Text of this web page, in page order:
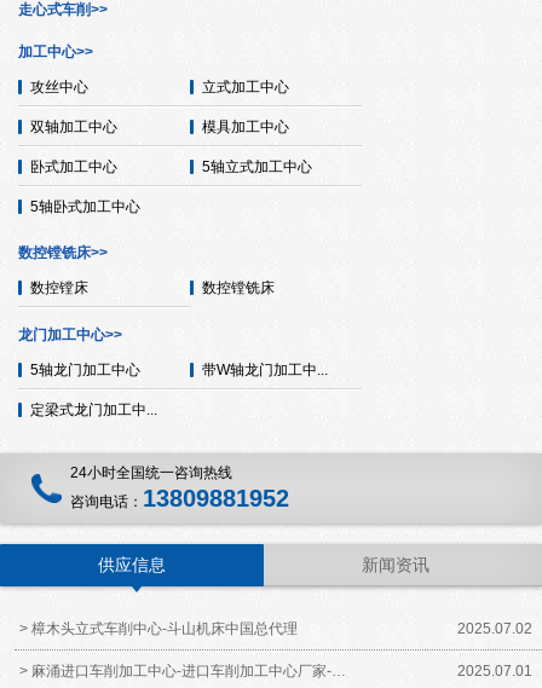
走心式车削>>
加工中心>>
攻丝中心 立式加工中心
双轴加工中心 模具加工中心
卧式加工中心 5轴立式加工中心
5轴卧式加工中心
数控镗铣床>>
数控镗床 数控镗铣床
龙门加工中心>>
5轴龙门加工中心 带W轴龙门加工中...
定梁式龙门加工中...
24小时全国统一咨询热线
咨询电话： 13809881952
供应信息 新闻资讯
2025.07.02
> 樟木头立式车削中心-斗山机床中国总代理
2025.07.01
> 麻涌进口车削加工中心-进口车削加工中心厂家-…